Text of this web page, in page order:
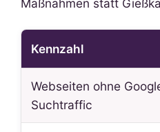
Kennzahl
Webseiten ohne
Suchtraffic